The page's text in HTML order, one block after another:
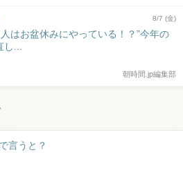
8/7 (金)
はお盆休みにやっている！？”今年の
...
朝時間.jp編集部
言うと？